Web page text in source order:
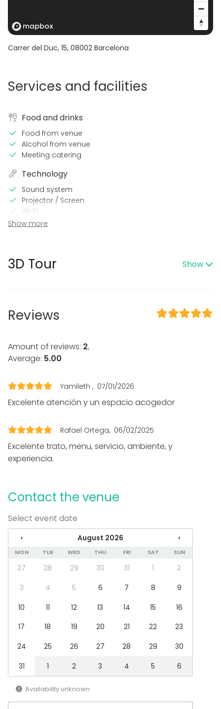
Carrer del Duc, 15, 08002 Barcelona
Services and facilities
Food and drinks
Food from venue
Alcohol from venue
Meeting catering
Technology
Sound system
Projector / Screen
Wi-Fi
Heating
Exclusive use of venue
Equipment
Dinnerware
Furniture
Party
Wedding
Meeting
Conference / Seminar
Business / Corporate Event
Kids Party
Meeting room
Private dining room
Hotel
Show more
3D Tour Show
Reviews
Amount of reviews: 2,
Average: 5.00
Yamileth 07/01/2026
Excelente atención y un espacio acogedor
Rafael Ortega 06/02/2025
Excelente trato, menu, servicio, ambiente, y
experiencia.
Contact the venue
Select event date
‹ August 2026 ›
MON TUE WED THU FRI SAT SUN
27 28 29 30 31 1
2
3
4 5 6 7 8
9
10
11 12 13 14 15
16
17
18 19 20 21 22
23
24
25 26 27 28 29
30
31
1 2 3 4 5 6
Availability unknown